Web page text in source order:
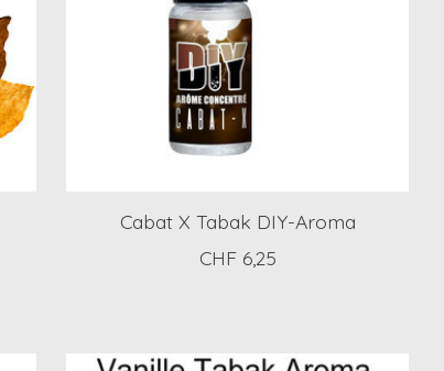
Cabat X Tabak DIY-Aroma
CHF 6,25